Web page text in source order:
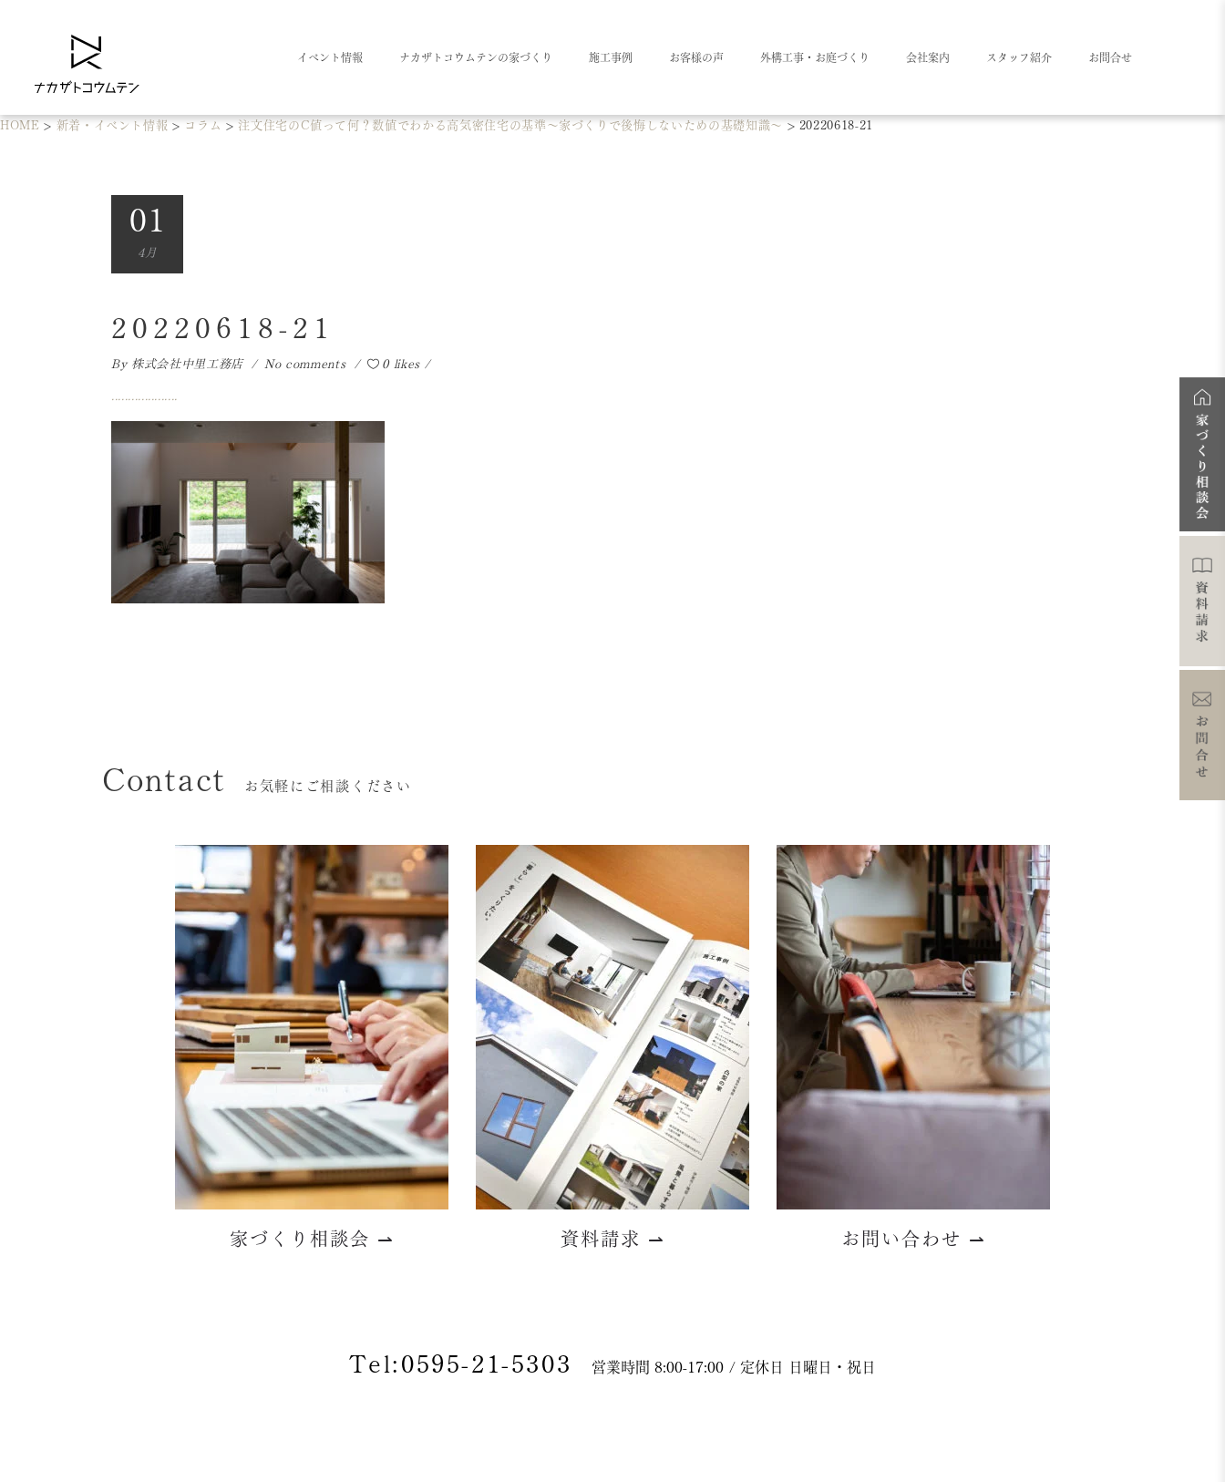
イベント情報 ナカザトコウムテンの家づくり 施工事例 お客様の声 外構工事・お庭づくり 会社案内 スタッフ紹介 お問合せ
HOME > 新着・イベント情報 > コラム >注文住宅のC値って何？数値でわかる高気密住宅の基準～家づくりで後悔しないための基礎知識～ > 20220618-21
01
4月
20220618-21
By 株式会社中里工務店 No comments 0 likes
Contact お気軽にご相談ください
家づくり相談会 ⇀ 資料請求 ⇀ お問い合わせ ⇀
Tel:0595-21-5303 営業時間 8:00-17:00 / 定休日 日曜日・祝日